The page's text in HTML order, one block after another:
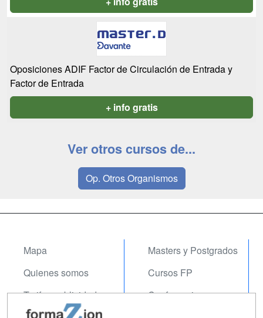
Oposiciones ADIF Factor de Circulación de Entrada y
Factor de Entrada
+ info gratis
Ver otros cursos de...
Op. Otros Organismos
Mapa
Quienes somos
Tarifas publicidad
Masters y Postgrados
Cursos FP
Conferencias